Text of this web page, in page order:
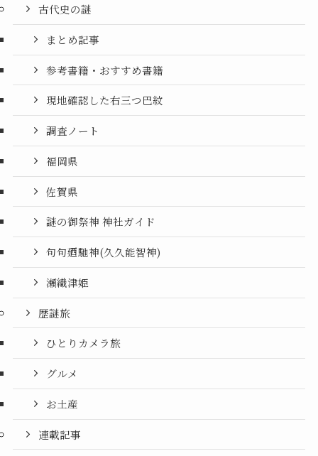
古代史の謎
まとめ記事
参考書籍・おすすめ書籍
現地確認した右三つ巴紋
調査ノート
福岡県
佐賀県
謎の御祭神 神社ガイド
句句廼馳神(久久能智神)
瀬織津姫
歴謎旅
ひとりカメラ旅
グルメ
お土産
連載記事